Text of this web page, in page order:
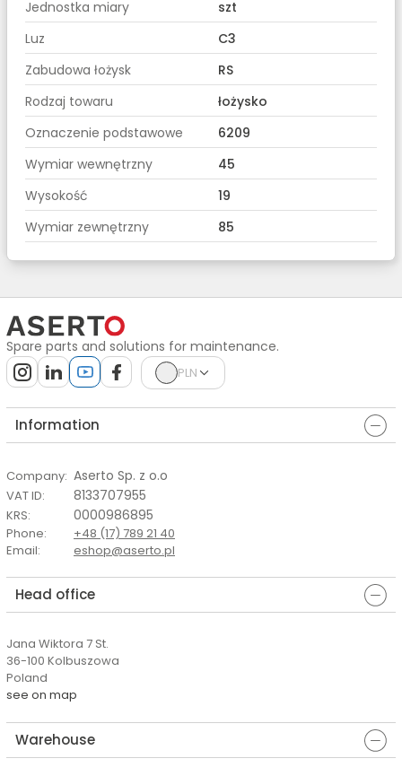
Jednostka miary
szt
Luz
C3
Zabudowa łożysk
RS
Rodzaj towaru
łożysko
Oznaczenie podstawowe
6209
Wymiar wewnętrzny
45
Wysokość
19
Wymiar zewnętrzny
85
Spare parts and solutions for maintenance.
PLN
Information
Company: Aserto Sp. z o.o
VAT ID: 8133707955
KRS: 0000986895
Phone:
+48 (17) 789 21 40
Email: eshop@aserto.pl
Head office
Jana Wiktora 7 St.
36-100 Kolbuszowa
Poland
see on map
Warehouse